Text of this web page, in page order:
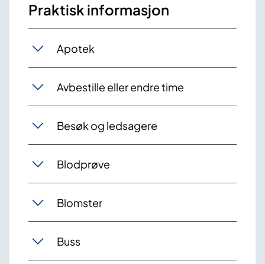
Praktisk informasjon
Apotek
Avbestille eller endre time
Besøk og ledsagere
Blodprøve
Blomster
Buss